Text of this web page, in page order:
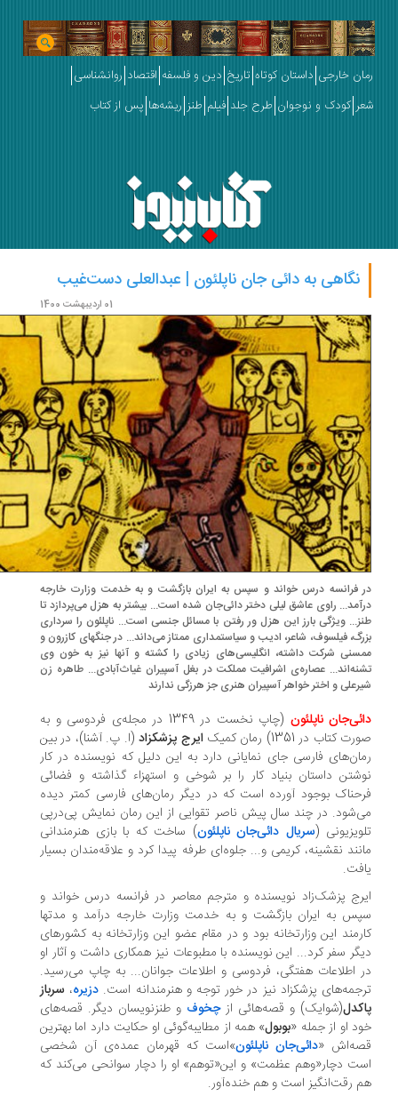
خارجی داستان کوتاه تاریخ دین و فلسفه اقتصاد روانشناسی
کودک و نوجوان طرح جلد فیلم طنز ریشه‌ها پس از کتاب
نگاهی به دائی جان ناپلئون | عبدالعلی دست‌غیب‌
فرانسه درس خواند و سپس به ایران بازگشت و به‌ خدمت‌ وزارت خارجه
راوی عاشق لیلی‌ دختر‌ دائی‌جان‌ شده است... بیشتر به هزل می‌پردازد تا
ویژگی بارز این هزل ور رفتن با مسائل جنسی است... ناپلئون را سرداری
فیلسوف، شاعر، ادیب و سیاستمداری ممتاز‌ می‌داند‌... در جنگهای کازرون‌ و
شرکت داشته، انگلیسی‌های‌ زیادی‌ را کشته و آنها نیز به‌ خون‌ وی
عصاره‌ی اشرافیت مملکت در بغل آسپیران غیاث‌آبادی... طاهره‌ زن‌
و اختر خواهر آسپیران هنری جز هرزگی ندارند
ناپلئون‌
(چاپ نخست در 1349 در مجله‌ی فردوسی و به
کتاب در 1351) رمان کمیک
ایرج‌ پزشکزاد(ا. پ. آشنا)، در بین
فارسی جای نمایانی دارد به این دلیل که‌ نویسنده در کار
داستان‌ بنیاد کار را بر شوخی و استهزاء گذاشته و فضائی
بوجود آورده است که در دیگر رمان‌های فارسی کمتر دیده
در چند سال پیش ناصر تقوایی از این رمان نمایش پی‌درپی‌
(سریال دائی‌جان ناپلئون ) ساخت که با بازی هنرمندانی
نقشینه، کریمی و... جلوه‌ای طرفه پیدا کرد و علاقه‌مندان بسیار
پزشک‌زاد نویسنده و مترجم معاصر در فرانسه درس خواند و
به ایران بازگشت و به‌ خدمت‌ وزارت خارجه درآمد و مدتها
این وزارتخانه بود و در مقام عضو این وزارتخانه به کشورهای
سفر کرد... این نویسنده با مطبوعات نیز همکاری داشت و آثار او
اطلاعات هفتگی‌، فردوسی‌ و اطلاعات جوانان... به چاپ می‌رسید.
پزشکزاد نیز در خور توجه و هنرمندانه است. دزیره، سرباز
(شوایک) و قصه‌هائی ازچخوف و طنزنویسان دیگر. قصه‌های
او از جمله «بوبول » همه‌ از‌ مطایبه‌گوئی او حکایت دارد اما بهترین
«دائی‌جان ناپلئون »است که قهرمان عمده‌ی آن شخصی
دچار«وهم عظمت» و این«توهم» او را دچار سوانحی می‌کند که
رقت‌انگیز‌ است‌ و هم‌ خنده‌آور.